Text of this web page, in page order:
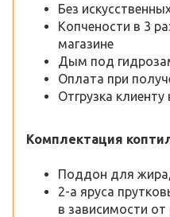
Без
Копчености в 3
магазине
Дым под
Оплата при
Отгрузка
Комплектация
Поддон для жира,
2-а яруса
в зависимости от